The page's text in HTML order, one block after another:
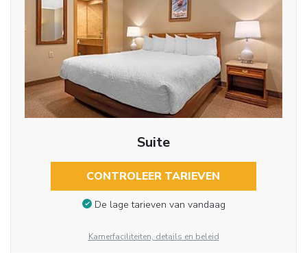
Suite
CONTROLEER TARIEVEN
De lage tarieven van vandaag
Kamerfaciliteiten, details en beleid